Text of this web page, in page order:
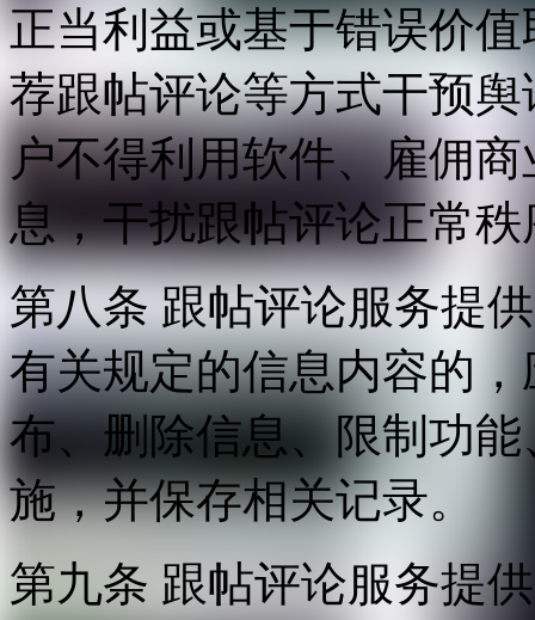
正当利益或基于错误价
荐跟帖评论等方式干预
户不得利用软件、雇佣
息，干扰跟帖评论正常
第八条 跟帖评论服务提
有关规定的信息内容的
布、删除信息、限制功
施，并保存相关记录。
第九条 跟帖评论服务提